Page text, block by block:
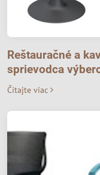
Reštauračné a
sprievodca
Čítajte viac